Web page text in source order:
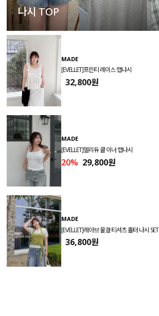
나시 TOP
MADE
[EVELLET]프린티 레이스 캡나시
32,800원
MADE
[EVELLET]델리듀 쿨 이너 캡나시
20% 29,800원
MADE
[EVELLET]레아브 물결 티셔츠 홀터 나시 SET
36,800원